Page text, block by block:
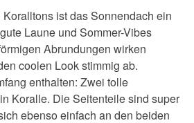
ist das Sonnendach ein
Laune und Sommer-Vibes
Abrundungen wirken
coolen Look stimmig ab.
enthalten: Zwei tolle
Koralle. Die Seitenteile sind super
ebenso einfach an den beiden